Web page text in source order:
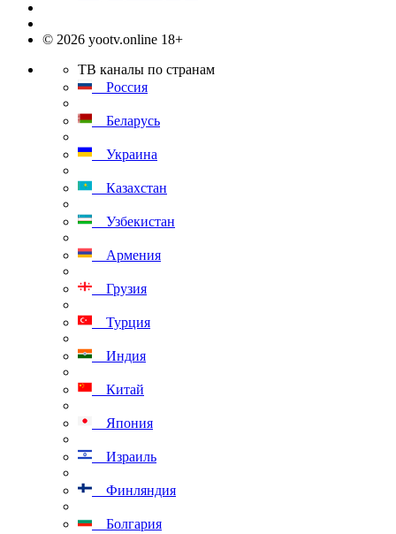
© 2026 yootv.online 18+
ТВ каналы по странам
Россия
Беларусь
Украина
Казахстан
Узбекистан
Армения
Грузия
Турция
Индия
Китай
Япония
Израиль
Финляндия
Болгария